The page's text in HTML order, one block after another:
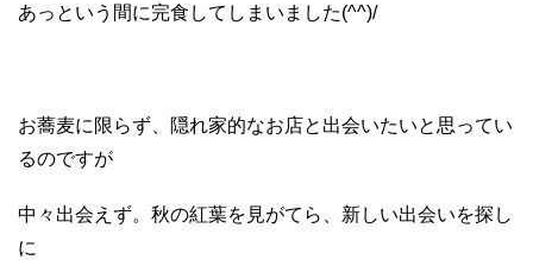
あっという間に完食してしまいました(^^)/
お蕎麦に限らず、隠れ家的なお店と出会いたいと思ってい
るのですが
中々出会えず。秋の紅葉を見がてら、新しい出会いを探し
に